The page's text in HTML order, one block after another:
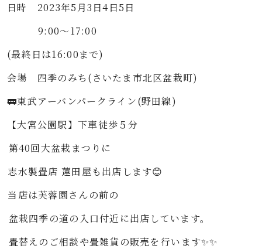
日時 2023年5月3日4日5日⁡
⁡ 9:00〜17:00⁡
(最終日は16:00まで)⁡
会場 四季のみち(さいたま市北区盆栽町)⁡
🚃東武アーバンパークライン(野田線)⁡
【大宮公園駅】下車徒歩５分⁡
⁡⁡第40回大盆栽まつりに⁡⁡
⁡志水製畳店 蓮田屋も出店します😊⁡
⁡当店は芙蓉園さんの前の⁡⁡
⁡⁡盆栽四季の道の入口付近に出店しています。⁡⁡
⁡⁡畳替えのご相談や畳雑貨の販売を⁡行います✨✨⁡